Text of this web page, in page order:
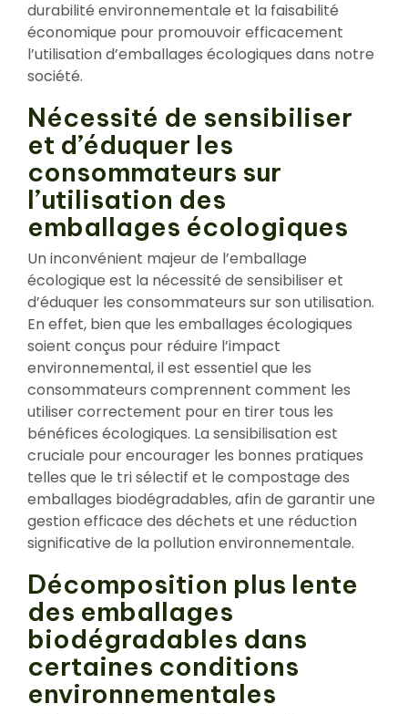
durabilité environnementale et la faisabilité
économique pour promouvoir efficacement
l’utilisation d’emballages écologiques dans notre
société.
Nécessité de sensibiliser
et d’éduquer les
consommateurs sur
l’utilisation des
emballages écologiques
Un inconvénient majeur de l’emballage
écologique est la nécessité de sensibiliser et
d’éduquer les consommateurs sur son utilisation.
En effet, bien que les emballages écologiques
soient conçus pour réduire l’impact
environnemental, il est essentiel que les
consommateurs comprennent comment les
utiliser correctement pour en tirer tous les
bénéfices écologiques. La sensibilisation est
cruciale pour encourager les bonnes pratiques
telles que le tri sélectif et le compostage des
emballages biodégradables, afin de garantir une
gestion efficace des déchets et une réduction
significative de la pollution environnementale.
Décomposition plus lente
des emballages
biodégradables dans
certaines conditions
environnementales